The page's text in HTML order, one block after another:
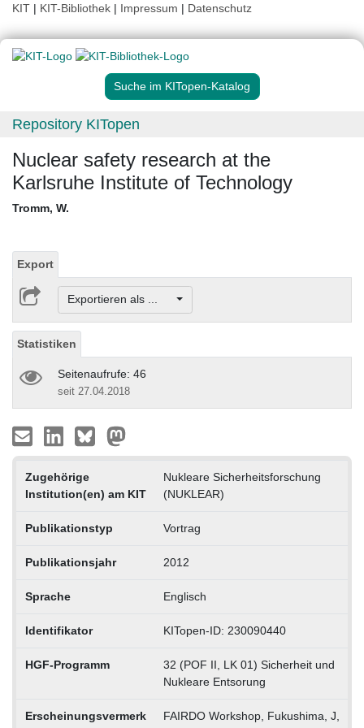
KIT | KIT-Bibliothek | Impressum | Datenschutz
Suche im KITopen-Katalog
Repository KITopen
Nuclear safety research at the
Karlsruhe Institute of Technology
Tromm, W.
Export
Exportieren als ...
Statistiken
Seitenaufrufe: 46
seit 27.04.2018
Zugehörige
Institution(en) am KIT
Nukleare Sicherheitsforschung
(NUKLEAR)
Publikationstyp Vortrag
Publikationsjahr 2012
Sprache Englisch
Identifikator KITopen-ID: 230090440
HGF-Programm
32 (POF II, LK 01) Sicherheit und
Nukleare Entsorung
Erscheinungsvermerk
FAIRDO Workshop, Fukushima, J,